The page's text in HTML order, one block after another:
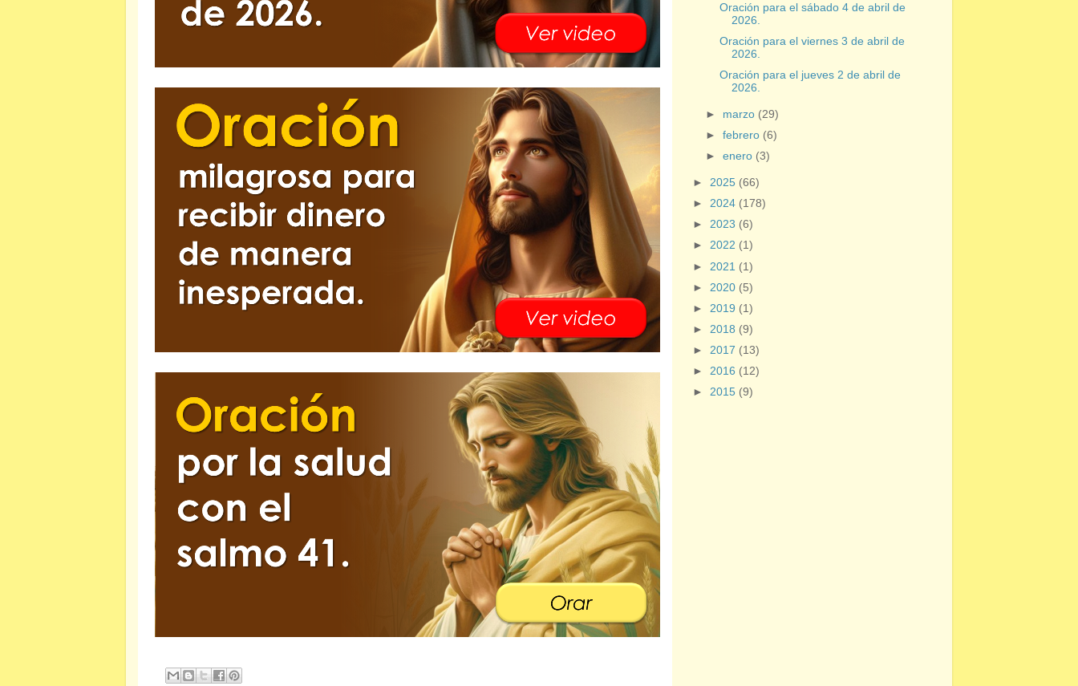
Oración para el sábado 4 de abril de
2026.
Oración para el viernes 3 de abril de
2026.
Oración para el jueves 2 de abril de
2026.
► marzo (29)
►febrero (6)
►enero (3)
► 2025 (66)
► 2024 (178)
► 2023 (6)
► 2022 (1)
► 2021 (1)
► 2020 (5)
► 2019 (1)
► 2018 (9)
► 2017 (13)
► 2016 (12)
► 2015 (9)